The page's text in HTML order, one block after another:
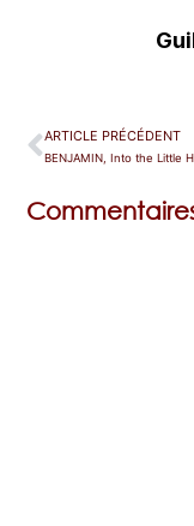
ARTICLE PRÉCÉDENT